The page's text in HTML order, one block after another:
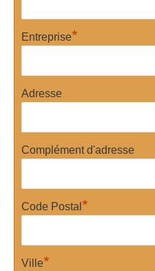
Entreprise*
Adresse
Complément d'adresse
Code Postal *
Ville*